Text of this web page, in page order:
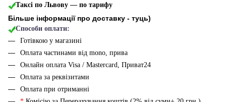
Таксі по Львову — по тарифу
Більше інформації про доставку - туць)
Способи оплати:
Готівкою у магазині
Оплата частинами від mono, прива
Онлайн оплата Visa / Mastercard, Приват24
Оплата за реквізитами
Оплата при отриманні